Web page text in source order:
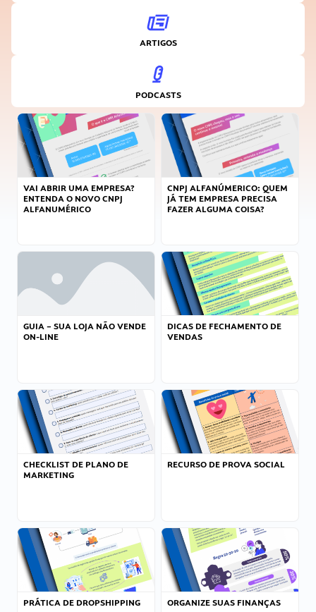
ARTIGOS
PODCASTS
VAI ABRIR UMA EMPRESA?
ENTENDA O NOVO CNPJ
ALFANUMÉRICO
CNPJ ALFANÚMERICO: QUEM
JÁ TEM EMPRESA PRECISA
FAZER ALGUMA COISA?
GUIA – SUA LOJA NÃO VENDE
ON-LINE
DICAS DE FECHAMENTO DE
VENDAS
CHECKLIST DE PLANO DE
MARKETING
RECURSO DE PROVA SOCIAL
PRÁTICA DE DROPSHIPPING ORGANIZE SUAS FINANÇAS